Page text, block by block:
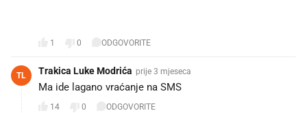
1 0 ODGOVORITE
TL Trakica Luke Modrića prije 3 mjeseca
Ma ide lagano vraćanje na SMS
14 0
ODGOVORITE